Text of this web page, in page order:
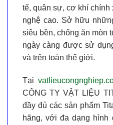
tế, quân sự, cơ khí chính
nghệ cao. Sở hữu
siêu bền, chống ăn mòn
ngày càng được sử
và trên toàn thế giới.
Tại
CÔNG TY VẬT LIỆU
đầy đủ các sản phẩm
hãng, với đa dạng hình